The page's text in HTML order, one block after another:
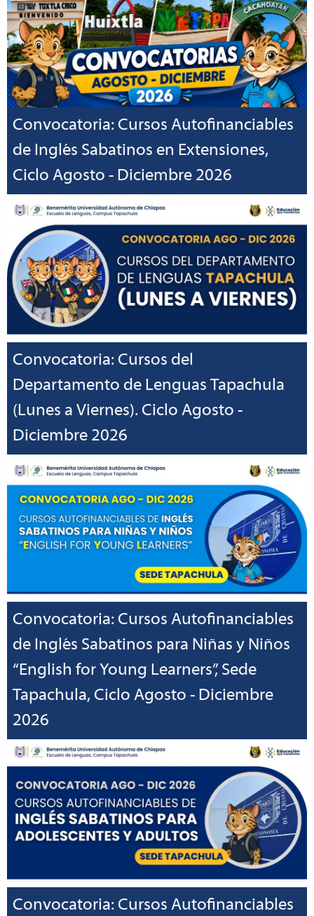
Convocatoria: Cursos Autofinanciables
de Inglés Sabatinos en Extensiones,
Ciclo Agosto - Diciembre 2026
Convocatoria: Cursos del
Departamento de Lenguas Tapachula
(Lunes a Viernes). Ciclo Agosto -
Diciembre 2026
Convocatoria: Cursos Autofinanciables
de Inglés Sabatinos para Niñas y Niños
“English for Young Learners”, Sede
Tapachula, Ciclo Agosto - Diciembre
2026
Convocatoria: Cursos Autofinanciables